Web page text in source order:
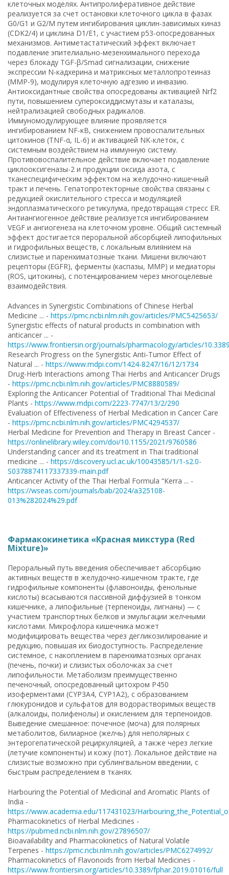
клеточных моделях. Антипролиферативное действие
реализуется за счет остановки клеточного цикла в фазах
G0/G1 и G2/M путем ингибирования циклин-зависимых киназ
(CDK2/4) и циклина D1/E1, с участием p53-опосредованных
механизмов. Антиметастатический эффект включает
подавление эпителиально-мезенхимального перехода
через блокаду TGF-β/Smad сигнализации, снижение
экспрессии N-кадхерина и матриксных металлопротеиназ
(MMP-9), модулируя клеточную адгезию и инвазию.
Антиоксидантные свойства опосредованы активацией Nrf2
пути, повышением супероксиддисмутазы и каталазы,
нейтрализацией свободных радикалов.
Иммуномодулирующее влияние проявляется
ингибированием NF-κB, снижением провоспалительных
цитокинов (TNF-α, IL-6) и активацией NK-клеток, с
системным воздействием на иммунную систему.
Противовоспалительное действие включает подавление
циклооксигеназы-2 и продукции оксида азота, с
тканеспецифическим эффектом на желудочно-кишечный
тракт и печень. Гепатопротекторные свойства связаны с
редукцией окислительного стресса и модуляцией
эндоплазматического ретикулума, предотвращая стресс ER.
Антиангиогенное действие реализуется ингибированием
VEGF и ангиогенеза на клеточном уровне. Общий системный
эффект достигается пероральной абсорбцией липофильных
и гидрофильных веществ, с локальным влиянием на
слизистые и паренхиматозные ткани. Мишени включают
рецепторы (EGFR), ферменты (каспазы, MMP) и медиаторы
(ROS, цитокины), с потенцированием через многоцелевые
взаимодействия.
Advances in Synergistic Combinations of Chinese Herbal
Medicine ... - https://pmc.ncbi.nlm.nih.gov/articles/PMC5425653/
Synergistic effects of natural products in combination with
anticancer ... -
https://www.frontiersin.org/journals/pharmacology/articles/
Research Progress on the Synergistic Anti-Tumor Effect of
Natural ... - https://www.mdpi.com/1424-8247/16/12/1734
Drug-Herb Interactions among Thai Herbs and Anticancer Drugs
- https://pmc.ncbi.nlm.nih.gov/articles/PMC8880589/
Exploring the Anticancer Potential of Traditional Thai Medicinal
Plants - https://www.mdpi.com/2223-7747/13/2/290
Evaluation of Effectiveness of Herbal Medication in Cancer Care
- https://pmc.ncbi.nlm.nih.gov/articles/PMC4294537/
Herbal Medicine for Prevention and Therapy in Breast Cancer -
https://onlinelibrary.wiley.com/doi/10.1155/2021/9760586
Understanding cancer and its treatment in Thai traditional
medicine ... - https://discovery.ucl.ac.uk/10043585/1/1-s2.0-
S0378874117337339-main.pdf
Anticancer Activity of the Thai Herbal Formula “Kerra ... -
https://wseas.com/journals/bab/2024/a325108-
013%282024%29.pdf
Фармакокинетика «Красная микстура (Red
Mixture)»
Пероральный путь введения обеспечивает абсорбцию
активных веществ в желудочно-кишечном тракте, где
гидрофильные компоненты (флавоноиды, фенольные
кислоты) всасываются пассивной диффузией в тонком
кишечнике, а липофильные (терпеноиды, лигнаны) — с
участием транспортных белков и эмульгации желчными
кислотами. Микрофлора кишечника может
модифицировать вещества через дегликозилирование и
редукцию, повышая их биодоступность. Распределение
системное, с накоплением в паренхиматозных органах
(печень, почки) и слизистых оболочках за счет
липофильности. Метаболизм преимущественно
печеночный, опосредованный цитохром P450
изоферментами (CYP3A4, CYP1A2), с образованием
глюкуронидов и сульфатов для водорастворимых веществ
(алкалоиды, полифенолы) и окислением для терпеноидов.
Выведение смешанное: почечное (моча) для полярных
метаболитов, билиарное (желчь) для неполярных с
энтерогепатической рециркуляцией, а также через легкие
(летучие компоненты) и кожу (пот). Локальное действие на
слизистые возможно при сублингвальном введении, с
быстрым распределением в тканях.
Harbouring the Potential of Medicinal and Aromatic Plants of
India -
https://www.academia.edu/117431023/
Pharmacokinetics of Herbal Medicines -
https://pubmed.ncbi.nlm.nih.gov/27896507/
Bioavailability and Pharmacokinetics of Natural Volatile
Terpenes - https://pmc.ncbi.nlm.nih.gov/articles/PMC6274992/
Pharmacokinetics of Flavonoids from Herbal Medicines -
https://www.frontiersin.org/articles/10.3389/fphar.2019.01016/full